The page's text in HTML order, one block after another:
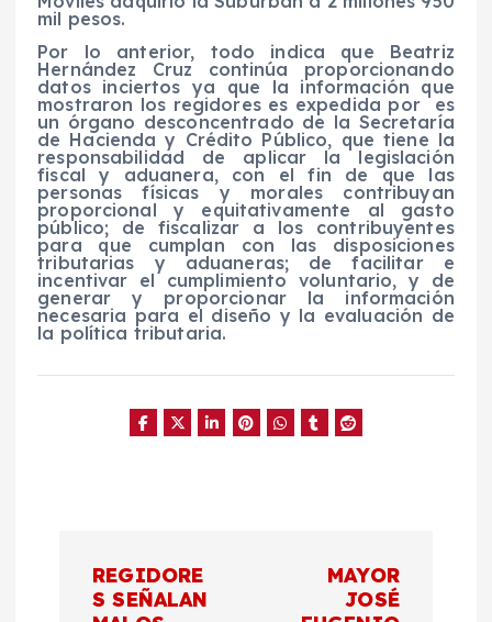
mil pesos.
Por lo anterior, todo indica que Beatriz
Hernández Cruz continúa proporcionando
datos inciertos ya que la información que
mostraron los regidores es expedida por es
un órgano desconcentrado de la Secretaría
de Hacienda y Crédito Público, que tiene la
responsabilidad de aplicar la legislación
fiscal y aduanera, con el fin de que las
personas físicas y morales contribuyan
proporcional y equitativamente al gasto
público; de fiscalizar a los contribuyentes
para que cumplan con las disposiciones
tributarias y aduaneras; de facilitar e
incentivar el cumplimiento voluntario, y de
generar y proporcionar la información
necesaria para el diseño y la evaluación de
la política tributaria.
REGIDORE
S SEÑALAN
MAYOR
JOSÉ